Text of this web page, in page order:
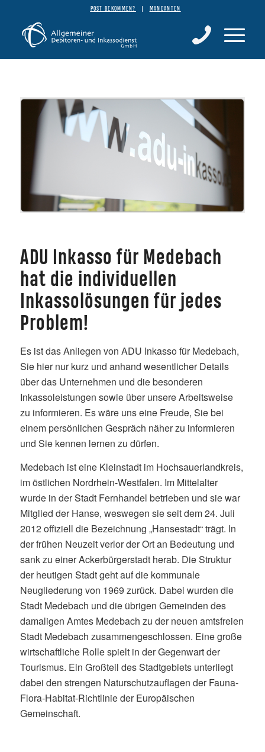
POST BEKOMMEN? MANDANTEN
ADU Inkasso für Medebach
hat die individuellen
Inkassolösungen für jedes
Problem!
Es ist das Anliegen von ADU Inkasso für Medebach,
Sie hier nur kurz und anhand wesentlicher Details
über das Unternehmen und die besonderen
Inkassoleistungen sowie über unsere Arbeitsweise
zu informieren. Es wäre uns eine Freude, Sie bei
einem persönlichen Gespräch näher zu informieren
und Sie kennen lernen zu dürfen.
Medebach ist eine Kleinstadt im Hochsauerlandkreis,
im östlichen Nordrhein-Westfalen. Im Mittelalter
wurde in der Stadt Fernhandel betrieben und sie war
Mitglied der Hanse, weswegen sie seit dem 24. Juli
2012 offiziell die Bezeichnung „Hansestadt“ trägt. In
der frühen Neuzeit verlor der Ort an Bedeutung und
sank zu einer Ackerbürgerstadt herab. Die Struktur
der heutigen Stadt geht auf die kommunale
Neugliederung von 1969 zurück. Dabei wurden die
Stadt Medebach und die übrigen Gemeinden des
damaligen Amtes Medebach zu der neuen amtsfreien
Stadt Medebach zusammengeschlossen. Eine große
wirtschaftliche Rolle spielt in der Gegenwart der
Tourismus. Ein Großteil des Stadtgebiets unterliegt
dabei den strengen Naturschutzauflagen der Fauna-
Flora-Habitat-Richtlinie der Europäischen
Gemeinschaft.